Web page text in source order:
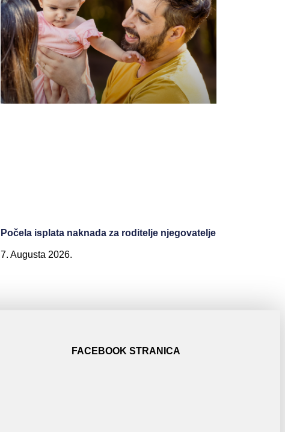
Počela isplata naknada za roditelje njegovatelje
7. Augusta 2026.
FACEBOOK STRANICA